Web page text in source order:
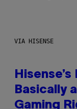
VIA HISENSE
Basically
Gaming